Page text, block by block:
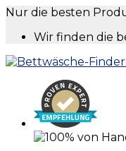
Nur die besten
Wir finden die